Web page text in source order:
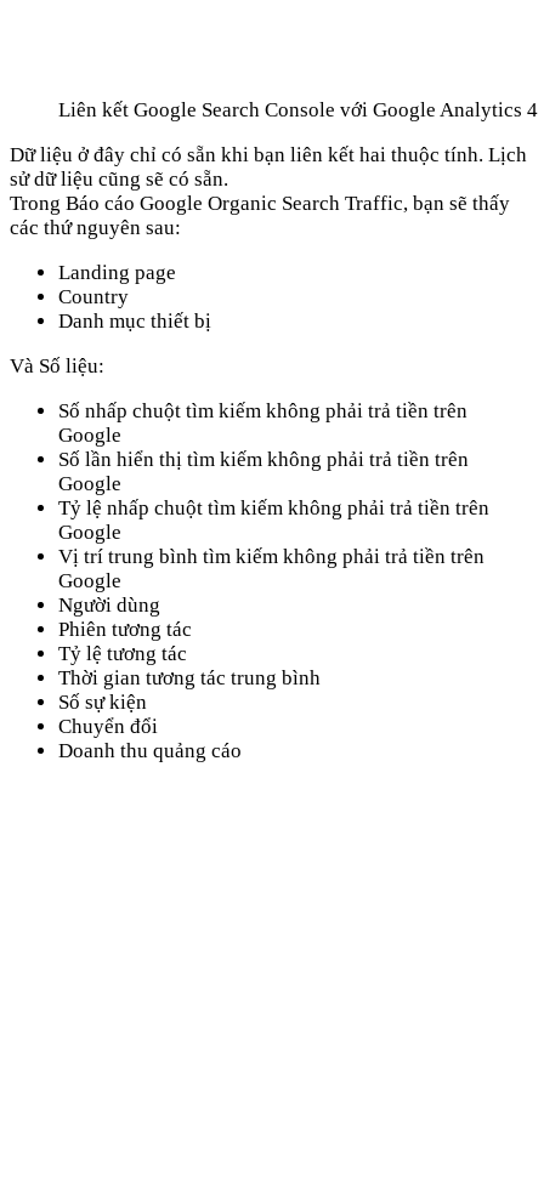
Liên kết Google Search Console với Google Analytics 4
Dữ liệu ở đây chỉ có sẵn khi bạn liên kết hai thuộc tính. Lịch
sử dữ liệu cũng sẽ có sẵn.
Trong Báo cáo Google Organic Search Traffic, bạn sẽ thấy
các thứ nguyên sau:
Landing page
Country
Danh mục thiết bị
Và Số liệu:
Số nhấp chuột tìm kiếm không phải trả tiền trên
Google
Số lần hiển thị tìm kiếm không phải trả tiền trên
Google
Tỷ lệ nhấp chuột tìm kiếm không phải trả tiền trên
Google
Vị trí trung bình tìm kiếm không phải trả tiền trên
Google
Người dùng
Phiên tương tác
Tỷ lệ tương tác
Thời gian tương tác trung bình
Số sự kiện
Chuyển đổi
Doanh thu quảng cáo